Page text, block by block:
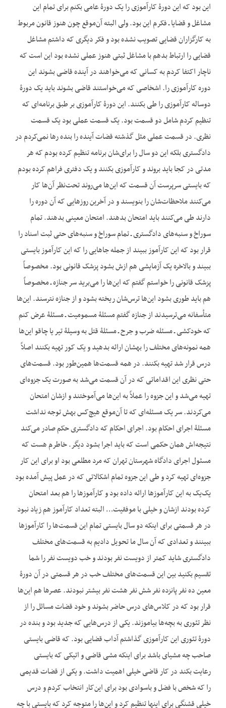
این بود که این دورۀ کارآموزی را یک دورۀ ‌عامی بکنم برای تمام این
مشاغل و قضایا ـ فکرم این بود. ولی البته آن‌موقع چون هنوز قانون مربوط
به کارگزاران قضایی تصویب نشده بود و فکر دیگری که داشتم مشاغل
قضایی را ارتباط بدهم با مشاغل ثبتی هنوز عملی نشده بود این است که
ناچار اکتفا کردم به کسانی که می‌خواهند در آینده قاضی بشوند این
دوره کارآموزی را. اشخاصی که می‌خواستند قاضی بشوند باید یک دورۀ
دوساله کارآموزی را طی بکنند. این دورۀ کارآموزی بر طبق برنامه‌ای که
تنظیم کردم شامل دو قسمت بود. یک قسمت عملی بود یک قسمت
نظری. در قسمت عملی مثل گذشته قضات آینده را بنده رها نمی‌کردم در
دادگستری بلکه این دو سال را برای‌شان برنامه تنظیم کرده بودم که هر
مدتی در کجا باید بروند و کارآموزی بکنند و یک دفتری فراهم کرده بودم
که بایستی سرپرست آن قسمت که این‌ها می‌روند تحت‌نظر آن‌ها کار
می‌کنند ملاحظات‌شان را بنویسند و در آخرین روزهایی که آن دوره را
دارند طی می‌کنند باید امتحان بدهند. امتحان معینی بدهند. تمام
سوراخ و سنبه‌های دادگستری ـ تمام سوراخ و سنبه‌های حتی ثبت اسناد را
قرار بود که این کارآموز ببیند از جمله جاهایی را که این کارآموز بایستی
ببیند و بالاخره یک آزمایشی هم ازش بشود پزشک قانونی بود. مخصوصاً
پزشک قانونی را خواستم گفتم که این‌ها را می‌برید سر جنازه ـ مخصوصاً
هم باید طوری بشود این‌ها ترس‌شان ریخته بشود و از جنازه نترسند. این‌ها
متأسفانه می‌ترسیدند از جنازه گفتم مسئلۀ مسمومیت ـ مسئلۀ عرض کنم
که خودکشی ـ مسئله ضرب و جرح ـ مسئلۀ قتل به وسیلۀ تیر یا چاقو این‌ها
همه نمونه‌های مختلف را بهشان ارائه بدهید و یک کور تهیه بکنند اصلاً
درس قرار شد تهیه بکنند. در همه قسمت‌ها همین‌طور بود. قسمت‌های
حتی نظری این اقداماتی که در آن قسمت می‌شد به صورت یک جزوه‌ای
تهیه می‌شد و این جزوه را عملاً به این‌ها می‌آموختند و ازشان امتحان
می‌کردند. سر یک مسئله‌ای که تا آن‌موقع هیچ‌کس بهش توجه نداشت
مسئلۀ اجرای احکام بود. اجرای احکام که دادگستری حکم صادر می‌کند
نتیجه‌اش همان حکمی است که باید اجرا بشود دیگر. خاطرم هست که
مسئول اجرای دادگاه شهرستان تهران که مرد مطلعی بود او برای این کار
جزوه‌ای تهیه کرد و طی این جزوه تمام اشکالاتی که در عمل پیش آمده بود
یک‌یک به این کارآموزها ارائه داده بود و کارآموزها را هم بعد امتحان
کرده بودند ازشان و خیلی با موفقیت… البته تعداد کارآموز هم زیاد نبود
در هر قسمتی برای این‏که دو سال بایستی تمام این قسمت‌ها را کارآموزها
ببینند و تعدادی که آن سال ما تحویل دادیم به قسمت‌های مختلف
دادگستری شاید کمتر از دویست نفر بودند و خب دویست نفر را شما
تقسیم بکنید بین این قسمت‌های مختلف خب در هر قسمتی در آن دورۀ
معین ده نفر پانزده نفر شش نفر هشت نفر بیشتر نبودند. عصرها هم این‌ها
قرار بود که در کلاس‌های درس حاضر بشوند و خود قضات مسائل را از
نظر تئوری به بچه‌ها بیاموزند. یکی از درس‌هایی که جدید بود و بنده در
دورۀ تئوری این کارآموزی گذاشتم آداب قضایی بود. که قاضی بایستی
صاحب چه مشی‏ای باشد برای این‏که مشی قاضی و اتیکی که بایستی
رعایت بکند در کار قاضی خیلی اهمیت داشت. و یکی از قضات قدیمی
را که شخص با فضل و باسوادی بود برای این‌کار انتخاب کردم و درس
خیلی قشنگی برای این‏ها تنظیم کرد و این‌ها را متوجه کرد که بایستی با چه